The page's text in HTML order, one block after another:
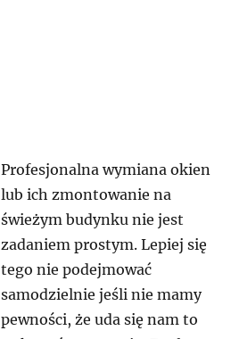
Profesjonalna wymiana okien
lub ich zmontowanie na
świeżym budynku nie jest
zadaniem prostym. Lepiej się
tego nie podejmować
samodzielnie jeśli nie mamy
pewności, że uda się nam to